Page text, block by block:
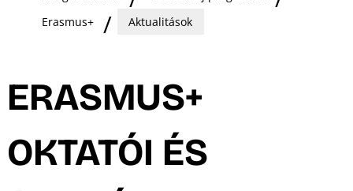
Erasmus+
Aktualitások
ERASMUS+
OKTATÓI ÉS